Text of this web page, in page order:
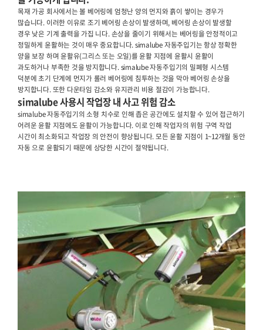
simalube 윤활
simalube는 매우 안정적이고 유연하며
을 가능하게 합니다.
경우 낮은 기계 출력을 가집 니다. 손상을 줄이기 위해
정밀하게 윤활하는 것이 매우 중요합니다. simalube
양을 보장 하며 윤활유(그리스 또는 오일)를 윤활 지점
과도하거나 부족한 것을 방지합니다. simalube 자동
덕분에 초기 단계에 먼지가 롤러 베어링에 침투하는
방지합니다. 또한 다운타임 감소와 유지관리 비용 절
simalube 사용시 작업장 내 사고 위험 감
simalube 자동주입기의 소형 치수로 인해 좁은 공간